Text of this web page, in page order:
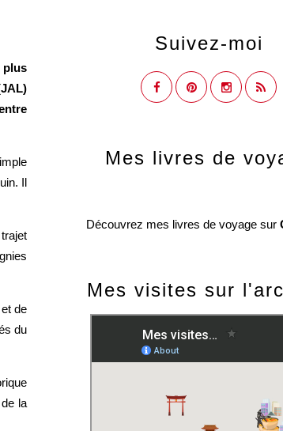
plus
Il
de
du
la
Suivez-moi
Mes livres de
Découvrez mes livres de voyage sur
Mes visites sur